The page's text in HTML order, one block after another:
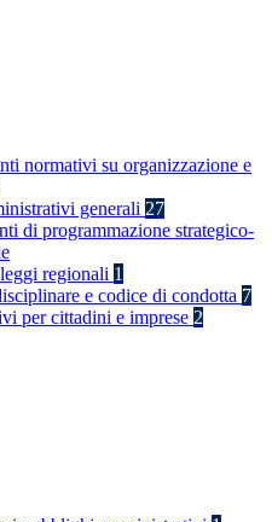
normativi su organizzazione e
generali 27
di programmazione strategico-
regionali 1
e codice di condotta 7
per cittadini e imprese 2